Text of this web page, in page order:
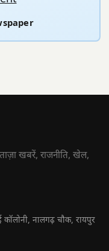
खबरें, राजनीति, खेल,
कॉलोनी, नालगढ़ चौक, रायपुर